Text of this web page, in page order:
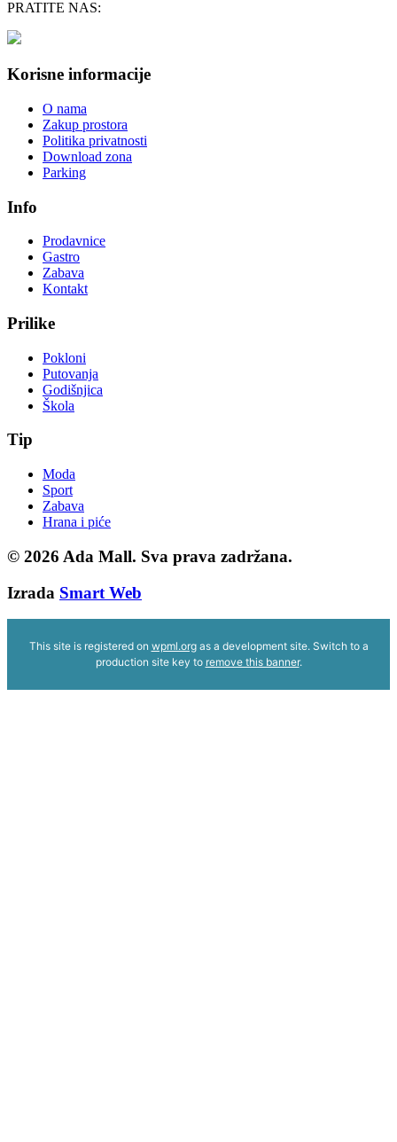
PRATITE NAS:
Korisne informacije
O nama
Zakup prostora
Politika privatnosti
Download zona
Parking
Info
Prodavnice
Gastro
Zabava
Kontakt
Prilike
Pokloni
Putovanja
Godišnjica
Škola
Tip
Moda
Sport
Zabava
Hrana i piće
© 2026 Ada Mall. Sva prava zadržana.
Izrada Smart Web
This site is registered on wpml.orgas a development site. Switch to a
production site key to remove this banner.